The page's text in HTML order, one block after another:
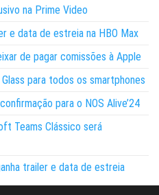
na Prime Video
e data de estreia na HBO Max
de pagar comissões à Apple
para todos os smartphones
para o NOS Alive’24
Teams Clássico será
trailer e data de estreia